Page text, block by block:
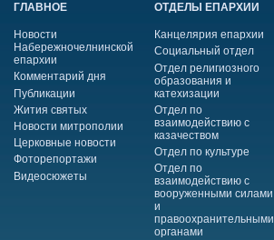
ГЛАВНОЕ
Новости
Набережночелнинской
епархии
Комментарий дня
Публикации
Жития святых
Новости митрополии
Церковные новости
Фоторепортажи
Видеосюжеты
ОТДЕЛЫ ЕПАРХИИ
Канцелярия епархии
Социальный отдел
Отдел религиозного
образования и
катехизации
Отдел по
взаимодействию с
казачеством
Отдел по культуре
Отдел по
взаимодействию с
вооруженными силами
и
правоохранительными
органами